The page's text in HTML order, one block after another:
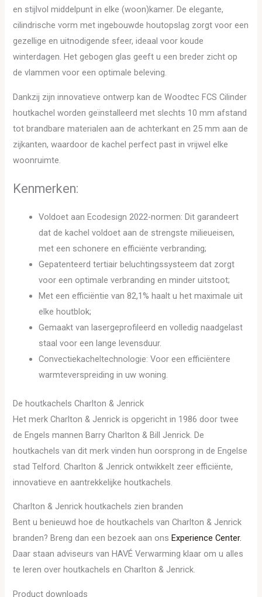
en stijlvol middelpunt in elke (woon)kamer. De elegante,
cilindrische vorm met ingebouwde houtopslag zorgt voor een
gezellige en uitnodigende sfeer, ideaal voor koude
winterdagen. Het gebogen glas geeft u een breder zicht op
de vlammen voor een optimale beleving.
Dankzij zijn innovatieve ontwerp kan de Woodtec FCS Cilinder
houtkachel worden geïnstalleerd met slechts 10 mm afstand
tot brandbare materialen aan de achterkant en 25 mm aan de
zijkanten, waardoor de kachel perfect past in vrijwel elke
woonruimte.
Kenmerken:
Voldoet aan Ecodesign 2022-normen: Dit garandeert
dat de kachel voldoet aan de strengste milieueisen,
met een schonere en efficiënte verbranding;
Gepatenteerd tertiair beluchtingssysteem dat zorgt
voor een optimale verbranding en minder uitstoot;
Met een efficiëntie van 82,1% haalt u het maximale uit
elke houtblok;
Gemaakt van lasergeprofileerd en volledig naadgelast
staal voor een lange levensduur.
Convectiekacheltechnologie: Voor een efficiëntere
warmteverspreiding in uw woning.
De houtkachels Charlton & Jenrick
Het merk Charlton & Jenrick is opgericht in 1986 door twee
de Engels mannen Barry Charlton & Bill Jenrick. De
houtkachels van dit merk vinden hun oorsprong in de Engelse
stad Telford. Charlton & Jenrick ontwikkelt zeer efficiënte,
innovatieve en aantrekkelijke houtkachels.
Charlton & Jenrick houtkachels zien branden
Bent u benieuwd hoe de houtkachels van Charlton & Jenrick
branden? Breng dan een bezoek aan ons Experience Center.
Daar staan adviseurs van HAVÉ Verwarming klaar om u alles
te leren over houtkachels en Charlton & Jenrick.
Product downloads